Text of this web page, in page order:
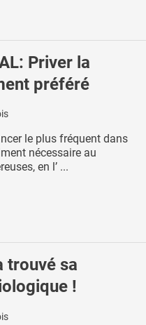
Priver la
préféré
le plus fréquent dans
nécessaire au
en l’ ...
trouvé sa
!